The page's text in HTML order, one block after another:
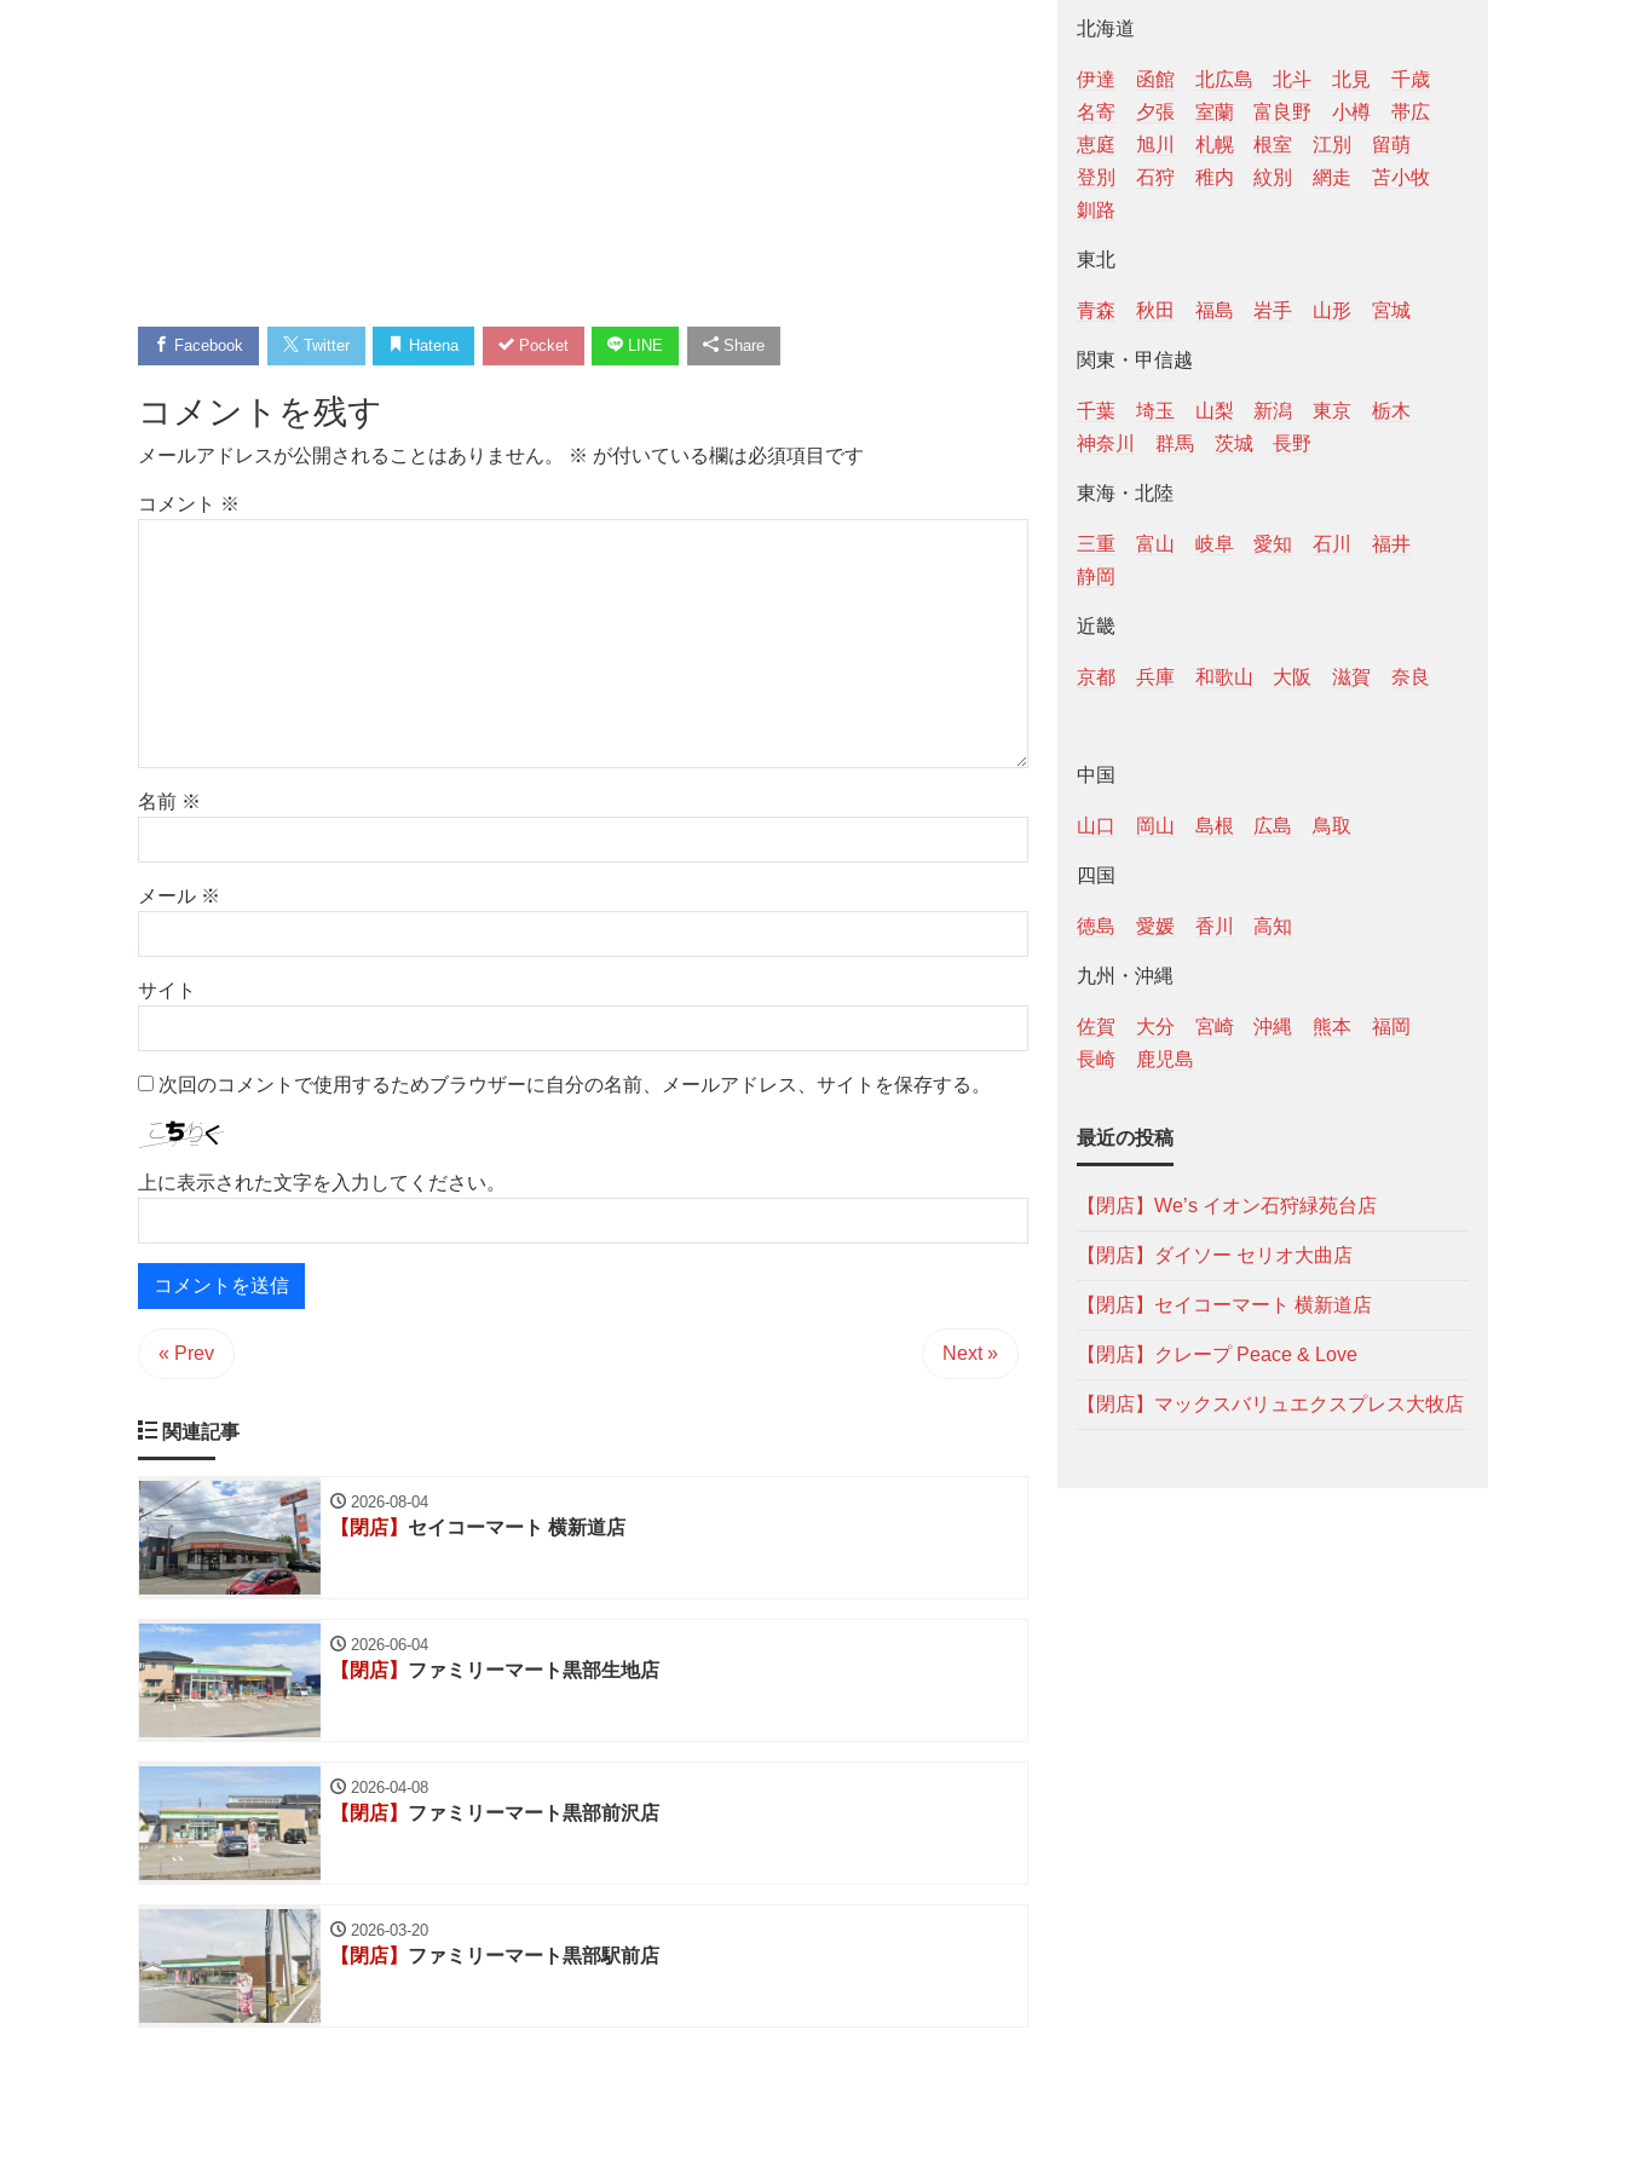
Facebook Twitter Hatena Pocket LINE Share
コメントを残す
メールアドレスが公開されることはありません。 ※ が付いている欄は必須項目です
コメント ※
名前 ※
メール ※
サイト
次回のコメントで使用するためブラウザーに自分の名前、メールアドレス、サイトを保存する。
上に表示された文字を入力してください。
« Prev Next »
関連記事
2026-08-04
【閉店】 セイコーマート 横新道店
2026-06-04
【閉店】 ファミリーマート黒部生地店
2026-04-08
【閉店】 ファミリーマート黒部前沢店
2026-03-20
【閉店】 ファミリーマート黒部駅前店
北海道
伊達 函館 北広島 北斗 北見
千歳
名寄
夕張 室蘭 富良野 小樽
帯広
恵庭
旭川 札幌 根室 江別
留萌
登別
石狩 稚内 紋別 網走
苫小牧
釧路
東北
青森 秋田 福島 岩手 山形 宮城
関東・甲信越
千葉 埼玉 山梨 新潟 東京
栃木
神奈川
群馬 茨城 長野
東海・北陸
三重 富山 岐阜 愛知 石川
福井
静岡
近畿
京都 兵庫 和歌山 大阪 滋賀 奈良
中国
山口 岡山 島根 広島 鳥取
四国
徳島 愛媛 香川 高知
九州・沖縄
佐賀 大分 宮崎 沖縄 熊本
福岡
長崎
鹿児島
最近の投稿
【閉店】We’s イオン石狩緑苑台店
【閉店】ダイソー セリオ大曲店
【閉店】セイコーマート 横新道店
【閉店】クレープ Peace & Love
【閉店】マックスバリュエクスプレス大牧店